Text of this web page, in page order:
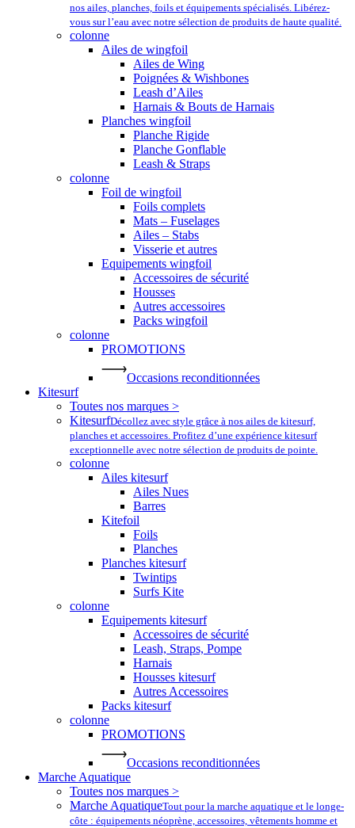
nos ailes, planches, foils et équipements spécialisés. Libérez-
vous sur l’eau avec notre sélection de produits de haute qualité.
colonne
Ailes de wingfoil
Ailes de Wing
Poignées & Wishbones
Leash d’Ailes
Harnais & Bouts de Harnais
Planches wingfoil
Planche Rigide
Planche Gonflable
Leash & Straps
colonne
Foil de wingfoil
Foils complets
Mats – Fuselages
Ailes – Stabs
Visserie et autres
Equipements wingfoil
Accessoires de sécurité
Housses
Autres accessoires
Packs wingfoil
colonne
PROMOTIONS
Occasions reconditionnées
Kitesurf
Toutes nos marques >
KitesurfDécollez avec style grâce à nos ailes de kitesurf,
planches et accessoires. Profitez d’une expérience kitesurf
exceptionnelle avec notre sélection de produits de pointe.
colonne
Ailes kitesurf
Ailes Nues
Barres
Kitefoil
Foils
Planches
Planches kitesurf
Twintips
Surfs Kite
colonne
Equipements kitesurf
Accessoires de sécurité
Leash, Straps, Pompe
Harnais
Housses kitesurf
Autres Accessoires
Packs kitesurf
colonne
PROMOTIONS
Occasions reconditionnées
Marche Aquatique
Toutes nos marques >
Marche AquatiqueTout pour la marche aquatique et le longe-
côte : équipements néoprène, accessoires, vêtements homme et